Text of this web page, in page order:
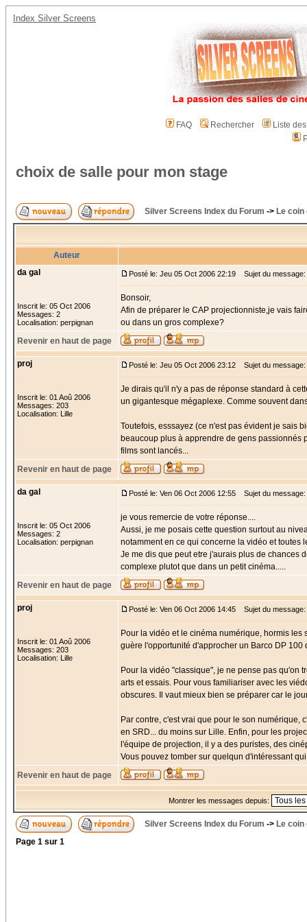
Index Silver Screens
FAQ Rechercher
Liste
choix de salle pour mon stage
Silver Screens Index du Forum -> Le
Auteur
da gal
Inscrit le: 05 Oct 2006
Messages: 2
Localisation: perpignan
Posté le: Jeu 05 Oct 2006 22:19 Sujet du
Bonsoir,
Afin de préparer le CAP projectionniste,je vais
ou dans un gros complexe?
Revenir en haut de page
proj
Inscrit le: 01 Aoû 2006
Messages: 203
Localisation: Lille
Posté le: Jeu 05 Oct 2006 23:12 Sujet du message:
Je dirais qu'il n'y a pas de réponse standard à
un gigantesque mégaplexe. Comme souvent
Toutefois, esssayez (ce n'est pas évident je sais
beaucoup plus à apprendre de gens passionnés
films sont lancés...
Revenir en haut de page
da gal
Inscrit le: 05 Oct 2006
Messages: 2
Localisation: perpignan
Posté le: Ven 06 Oct 2006 12:55 Sujet du message:
je vous remercie de votre réponse....
Aussi, je me posais cette question surtout au
notamment en ce qui concerne la vidéo et toutes
Je me dis que peut etre j'aurais plus de chances
complexe plutot que dans un petit cinéma.....
Revenir en haut de page
proj
Inscrit le: 01 Aoû 2006
Messages: 203
Localisation: Lille
Posté le: Ven 06 Oct 2006 14:45 Sujet du message:
Pour la vidéo et le cinéma numérique, hormis
guère l'opportunité d'approcher un Barco DP
Pour la vidéo "classique", je ne pense pas qu'on
arts et essais. Pour vous familiariser avec les
obscures. Il vaut mieux bien se préparer car le
Par contre, c'est vrai que pour le son numérique,
en SRD... du moins sur Lille. Enfin, pour les
l'équipe de projection, il y a des puristes, des
Vous pouvez tomber sur quelqun d'intéressant
Revenir en haut de page
Montrer les messages depuis:
Silver Screens Index du Forum -> Le
Page 1 sur 1